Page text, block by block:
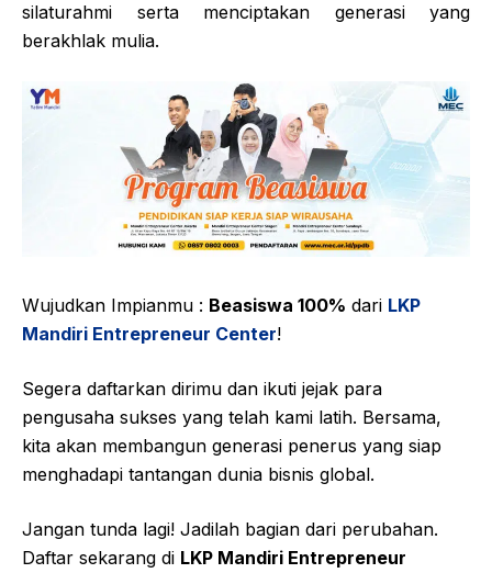
silaturahmi serta menciptakan generasi yang
berakhlak mulia.
Wujudkan Impianmu : Beasiswa 100% dari LKP
Mandiri Entrepreneur Center!
Segera daftarkan dirimu dan ikuti jejak para
pengusaha sukses yang telah kami latih. Bersama,
kita akan membangun generasi penerus yang siap
menghadapi tantangan dunia bisnis global.
Jangan tunda lagi! Jadilah bagian dari perubahan.
Daftar sekarang di LKP Mandiri Entrepreneur